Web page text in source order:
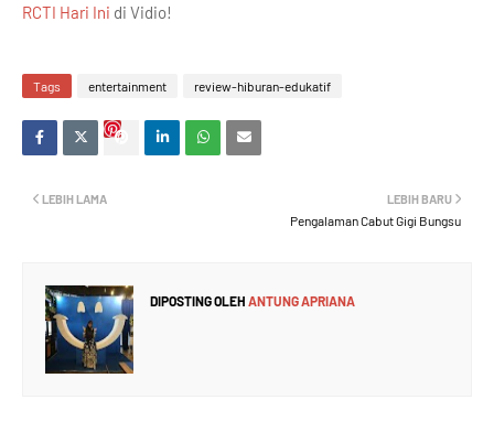
RCTI Hari Ini di Vidio!
Tags entertainment review-hiburan-edukatif
LEBIH BARU
Pengalaman Cabut Gigi Bungsu
LEBIH LAMA
DIPOSTING OLEH ANTUNG APRIANA